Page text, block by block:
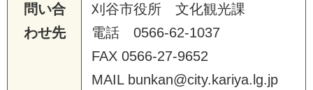
問い合
わせ先
刈谷市役所 文化観光課
電話 0566-62-1037
FAX 0566-27-9652
MAIL bunkan@city.kariya.lg.jp